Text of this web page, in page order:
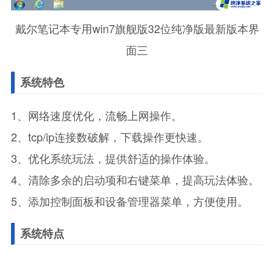
戴尔笔记本专用win7旗舰版32位纯净版最新版本界
面三
系统特色
1、网络速度优化，流畅上网操作。
2、tcp/ip连接数破解，下载操作更快速。
3、优化系统玩法，提供舒适的操作体验。
4、清除多余的启动项和右键菜单，提高玩法体验。
5、添加控制面板和设备管理器菜单，方便使用。
系统特点